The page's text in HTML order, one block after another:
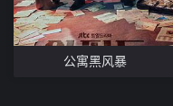
公寓黑风暴